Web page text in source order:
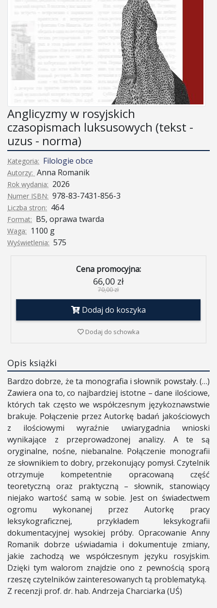
Anglicyzmy w rosyjskich
czasopismach luksusowych (tekst -
uzus - norma)
Kategoria: Filologie obce
Autorzy: Anna Romanik
Rok wydania: 2026
Numer ISBN: 978-83-7431-856-3
Liczba stron: 464
Format: B5, oprawa twarda
Waga: 1100 g
Wyświetlenia: 575
Cena promocyjna:
66,00 zł
70,00 zł
Dodaj do koszyka
Dodaj do schowka
Opis książki
Bardzo dobrze, że ta monografia i słownik powstały. (…)
Zawiera ona to, co najbardziej istotne – dane ilościowe,
których tak często we współczesnym językoznawstwie
brakuje. Połączenie przez Autorkę badań jakościowych
z ilościowymi wyraźnie uwiarygadnia wnioski
wynikające z przeprowadzonej analizy. A te są
oryginalne, nośne, niebanalne. Połączenie monografii
ze słownikiem to dobry, przekonujący pomysł. Czytelnik
otrzymuje kompetentnie opracowaną część
teoretyczną oraz praktyczną – słownik, stanowiący
niejako wartość samą w sobie. Jest on świadectwem
ogromu wykonanej przez Autorkę pracy
leksykograficznej, przykładem leksykografii
dokumentacyjnej wysokiej próby. Opracowanie Anny
Romanik dobrze uświadamia i dokumentuje zmiany,
jakie zachodzą we współczesnym języku rosyjskim.
Dzięki tym walorom znajdzie ono z pewnością sporą
rzeszę czytelników zainteresowanych tą problematyką.
Z recenzji prof. dr. hab. Andrzeja Charciarka (UŚ)